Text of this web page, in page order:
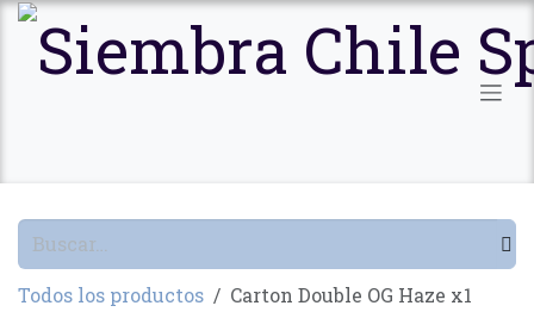
Ir al contenido
Todos los productos Carton Double OG Haze x1